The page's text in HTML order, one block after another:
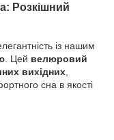
Розкішний
із нашим
. Цей велюровий
вихідних,
сна в якості